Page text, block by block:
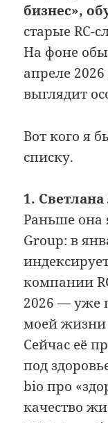
бизнес»,
старые RC-
На фоне
апреле
выглядит
Вот кого я
списку.
1.
Раньше она
Group: в
компании
2026 — уже
моей жизни
Сейчас её
под
bio про
качество